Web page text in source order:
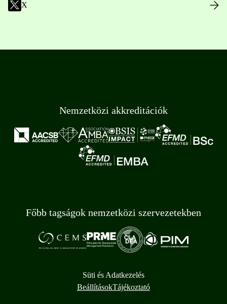
X
Nemzetközi akkreditációk
Főbb tagságok nemzetközi szervezetekben
Süti és Adatkezelés
BeállításokTájékoztató